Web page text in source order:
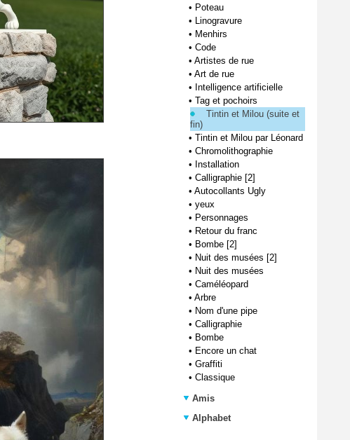
• Poteau
• Linogravure
• Menhirs
• Code
• Artistes de rue
• Art de rue
• Intelligence artificielle
• Tag et pochoirs
Tintin et Milou (suite et
fin)
• Tintin et Milou par Léonard
• Chromolithographie
• Installation
• Calligraphie [2]
• Autocollants Ugly
• yeux
• Personnages
• Retour du franc
• Bombe [2]
• Nuit des musées [2]
• Nuit des musées
• Caméléopard
• Arbre
• Nom d'une pipe
• Calligraphie
• Bombe
• Encore un chat
• Graffiti
• Classique
Amis
Alphabet